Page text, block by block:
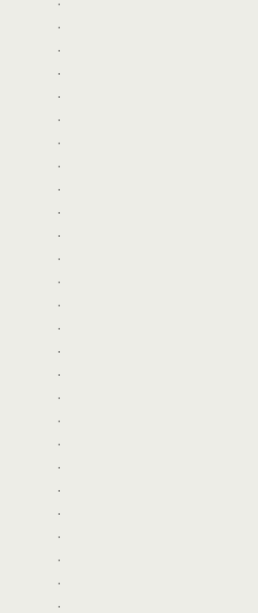
.
.
.
.
.
.
.
.
.
.
.
.
.
.
.
.
.
.
.
.
.
.
.
.
.
.